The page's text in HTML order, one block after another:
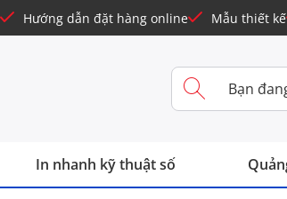
Hướng dẫn đặt hàng online Mẫu thiết kế
In nhanh kỹ thuật số